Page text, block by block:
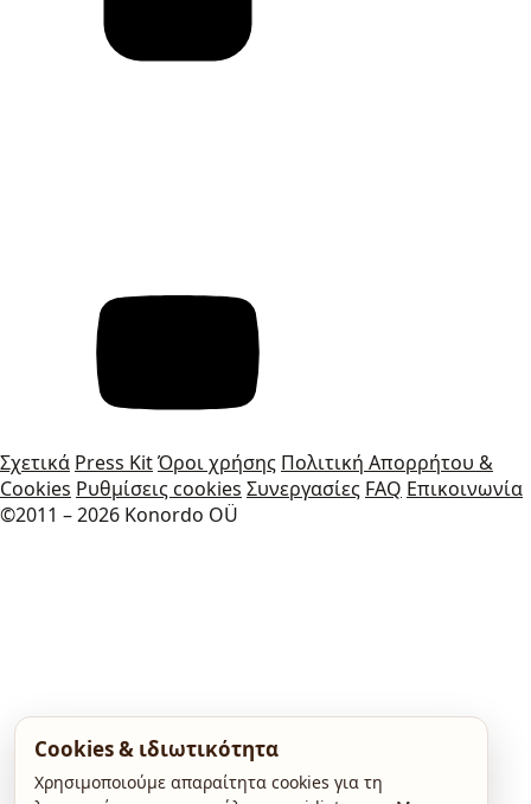
Σχετικά Press KitΌροι χρήσης Πολιτική Απορρήτου &
Cookies Ρυθμίσεις cookies Συνεργασίες FAQ Επικοινωνία
©2011 – 2026 Konordo OÜ
Cookies & ιδιωτικότητα
Χρησιμοποιούμε απαραίτητα cookies για τη